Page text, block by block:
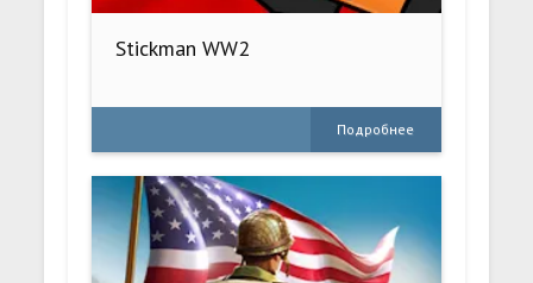
Stickman WW2
Подробнее